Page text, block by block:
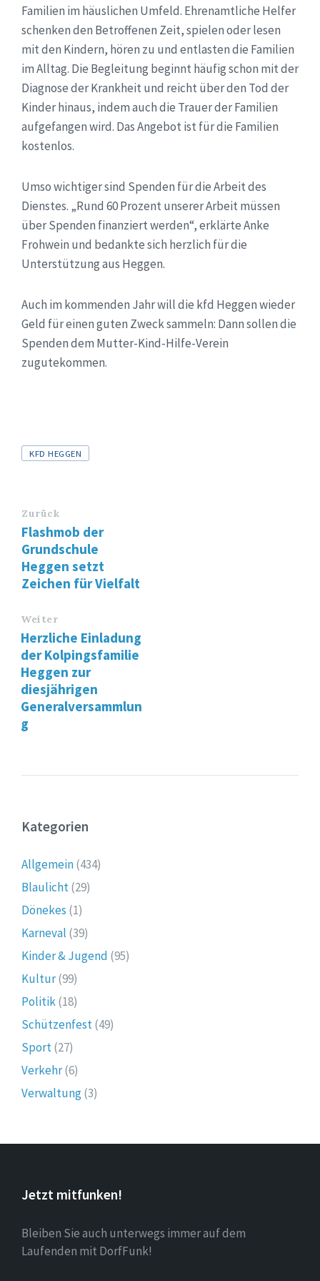
Familien im häuslichen Umfeld. Ehrenamtliche Helfer
schenken den Betroffenen Zeit, spielen oder lesen
mit den Kindern, hören zu und entlasten die Familien
im Alltag. Die Begleitung beginnt häufig schon mit der
Diagnose der Krankheit und reicht über den Tod der
Kinder hinaus, indem auch die Trauer der Familien
aufgefangen wird. Das Angebot ist für die Familien
kostenlos.
Umso wichtiger sind Spenden für die Arbeit des
Dienstes. „Rund 60 Prozent unserer Arbeit müssen
über Spenden finanziert werden“, erklärte Anke
Frohwein und bedankte sich herzlich für die
Unterstützung aus Heggen.
Auch im kommenden Jahr will die kfd Heggen wieder
Geld für einen guten Zweck sammeln: Dann sollen die
Spenden dem Mutter-Kind-Hilfe-Verein
zugutekommen.
Tags
KFD HEGGEN
Zurück
Flashmob der
Grundschule
Heggen setzt
Zeichen für Vielfalt
Weiter
Herzliche Einladung
der Kolpingsfamilie
Heggen zur
diesjährigen
Generalversammlun
g
Kategorien
Allgemein(434)
Blaulicht(29)
Dönekes (1)
Karneval (39)
Kinder & Jugend (95)
Kultur(99)
Politik(18)
Schützenfest(49)
Sport(27)
Verkehr(6)
Verwaltung(3)
Jetzt mitfunken!
Bleiben Sie auch unterwegs immer auf dem
Laufenden mit DorfFunk!